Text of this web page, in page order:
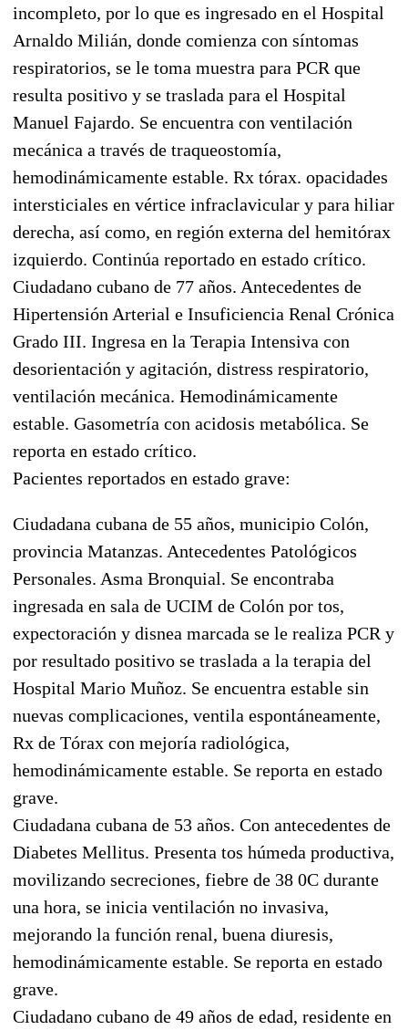
incompleto, por lo que es ingresado en el Hospital
Arnaldo Milián, donde comienza con síntomas
respiratorios, se le toma muestra para PCR que
resulta positivo y se traslada para el Hospital
Manuel Fajardo. Se encuentra con ventilación
mecánica a través de traqueostomía,
hemodinámicamente estable. Rx tórax. opacidades
intersticiales en vértice infraclavicular y para hiliar
derecha, así como, en región externa del hemitórax
izquierdo. Continúa reportado en estado crítico.
Ciudadano cubano de 77 años. Antecedentes de
Hipertensión Arterial e Insuficiencia Renal Crónica
Grado III. Ingresa en la Terapia Intensiva con
desorientación y agitación, distress respiratorio,
ventilación mecánica. Hemodinámicamente
estable. Gasometría con acidosis metabólica. Se
reporta en estado crítico.
Pacientes reportados en estado grave:
Ciudadana cubana de 55 años, municipio Colón,
provincia Matanzas. Antecedentes Patológicos
Personales. Asma Bronquial. Se encontraba
ingresada en sala de UCIM de Colón por tos,
expectoración y disnea marcada se le realiza PCR y
por resultado positivo se traslada a la terapia del
Hospital Mario Muñoz. Se encuentra estable sin
nuevas complicaciones, ventila espontáneamente,
Rx de Tórax con mejoría radiológica,
hemodinámicamente estable. Se reporta en estado
grave.
Ciudadana cubana de 53 años. Con antecedentes de
Diabetes Mellitus. Presenta tos húmeda productiva,
movilizando secreciones, fiebre de 38 0C durante
una hora, se inicia ventilación no invasiva,
mejorando la función renal, buena diuresis,
hemodinámicamente estable. Se reporta en estado
grave.
Ciudadano cubano de 49 años de edad, residente en